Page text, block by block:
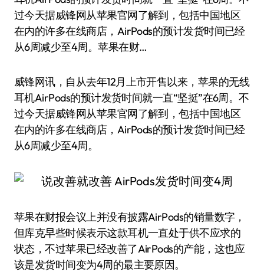
过今天据威锋网从苹果官网了解到，包括中国地区
在内的许多在线商店，AirPods的预计发货时间已经
从6周减少至4周。苹果在财…
威锋网讯，自从去年12月上市开售以来，苹果的无线
耳机AirPods的预计发货时间就一直“坚挺”在6周。不
过今天据威锋网从苹果官网了解到，包括中国地区
在内的许多在线商店，AirPods的预计发货时间已经
从6周减少至4周。
苹果在财报会议上并没有披露AirPods的销量数字，
但库克早些时候表示这款耳机一直处于供不应求的
状态，不过苹果已经改善了AirPods的产能，这也应
该是发货时间变为4周的最主要原因。